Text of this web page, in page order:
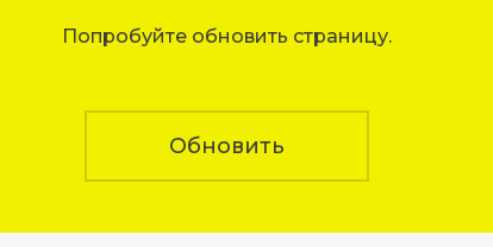
Попробуйте обновить страницу.
Обновить